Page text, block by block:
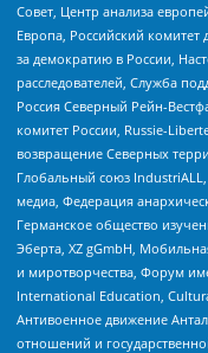
Совет, Центр анализа
Европа, Российский
за демократию в России,
расследователей, Служба
Россия Северный Рейн-
комитет России, Russie-
возвращение Северных
Глобальный союз
медиа, Федерация
Германское общество
Эберта, XZ gGmbH,
и миротворчества, Форум
International Education,
Антивоенное движение
отношений и